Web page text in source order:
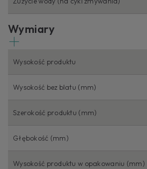
Wymiary
Wysokość produktu
Wysokość bez blatu (mm)
Szerokość produktu (mm)
Głębokość (mm)
Wysokość produktu w opakowaniu (mm)